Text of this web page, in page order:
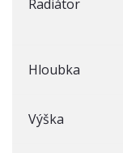
Radiátor
Hloubka
Výška